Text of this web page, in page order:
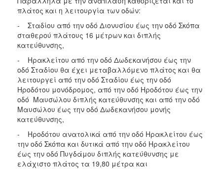
πλάτος και η λειτουργία των οδών:
- Σταδίου από την οδό Διονυσίου έως την οδό Σκόπα
σταθερού πλάτους 16 μέτρων και διπλής
κατεύθυνσης,
- Ηρακλείτου από την οδό Δωδεκανήσου έως την
οδό Σταδίου θα έχει μεταβαλλόμενο πλάτος και θα
λειτουργεί από την οδό Σταδίου έως την οδό
Ηροδότου μονόδρομος, από την οδό Ηροδότου έως την
οδό Μαυσώλου διπλής κατεύθυνσης και από την οδό
Μαυσώλου έως την οδό Δωδεκανήσου μονής
κατεύθυνσης,
- Ηροδότου ανατολικά από την οδό Ηρακλείτου έως
την οδό Σκόπα και δυτικά από την οδό Ηρακλείτου
έως την οδό Πυγδάμου διπλής κατεύθυνσης με
ελάχιστο πλάτος τα 19,80 μέτρα και